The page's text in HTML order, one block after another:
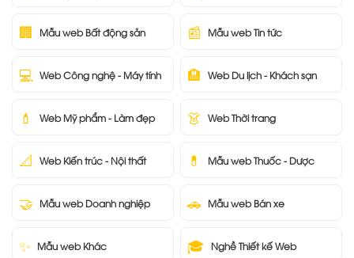
🏢 Mẫu web Bất động sản 📰 Mẫu web Tin tức
💻 Web Công nghệ - Máy tính 🏨 Web Du lịch - Khách sạn
💄 Web Mỹ phẩm - Làm đẹp 👗 Web Thời trang
📐 Web Kiến trúc - Nội thất 💊 Mẫu web Thuốc - Dược
🤝 Mẫu web Doanh nghiệp 🚗 Mẫu web Bán xe
✨ Mẫu web Khác 🎓 Nghề Thiết kế Web